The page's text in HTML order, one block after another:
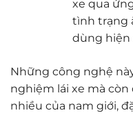
xe qua
tình trạng
dùng hiện
Những công nghệ
nghiệm lái xe mà
nhiều của nam giới,